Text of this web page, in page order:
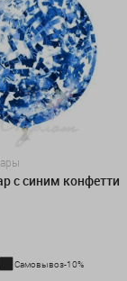
с синим конфетти
Самовывоз-10%